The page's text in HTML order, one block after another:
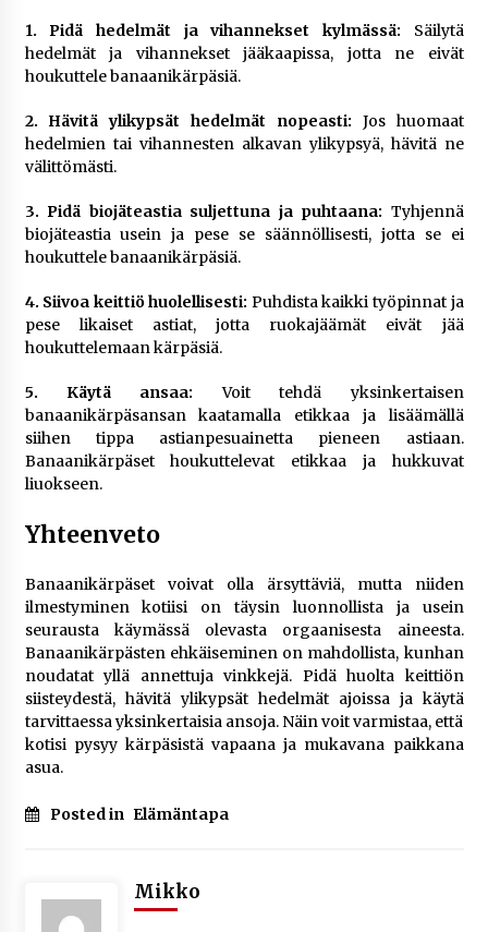
1. Pidä hedelmät ja vihannekset kylmässä: Säilytä
hedelmät ja vihannekset jääkaapissa, jotta ne eivät
houkuttele banaanikärpäsiä.
2. Hävitä ylikypsät hedelmät nopeasti: Jos huomaat
hedelmien tai vihannesten alkavan ylikypsyä, hävitä ne
välittömästi.
3. Pidä biojäteastia suljettuna ja puhtaana: Tyhjennä
biojäteastia usein ja pese se säännöllisesti, jotta se ei
houkuttele banaanikärpäsiä.
4. Siivoa keittiö huolellisesti: Puhdista kaikki työpinnat ja
pese likaiset astiat, jotta ruokajäämät eivät jää
houkuttelemaan kärpäsiä.
5. Käytä ansaa: Voit tehdä yksinkertaisen
banaanikärpäsansan kaatamalla etikkaa ja lisäämällä
siihen tippa astianpesuainetta pieneen astiaan.
Banaanikärpäset houkuttelevat etikkaa ja hukkuvat
liuokseen.
Yhteenveto
Banaanikärpäset voivat olla ärsyttäviä, mutta niiden
ilmestyminen kotiisi on täysin luonnollista ja usein
seurausta käymässä olevasta orgaanisesta aineesta.
Banaanikärpästen ehkäiseminen on mahdollista, kunhan
noudatat yllä annettuja vinkkejä. Pidä huolta keittiön
siisteydestä, hävitä ylikypsät hedelmät ajoissa ja käytä
tarvittaessa yksinkertaisia ansoja. Näin voit varmistaa, että
kotisi pysyy kärpäsistä vapaana ja mukavana paikkana
asua.
Posted in Elämäntapa
Mikko